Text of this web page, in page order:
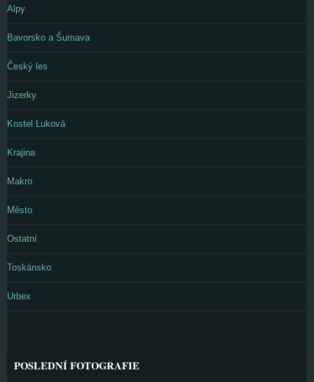
Alpy
Bavorsko a Šumava
Český les
Jizerky
Kostel Luková
Krajina
Makro
Město
Ostatní
Toskánsko
Urbex
POSLEDNÍ FOTOGRAFIE